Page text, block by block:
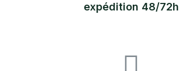
expédition 48/72h